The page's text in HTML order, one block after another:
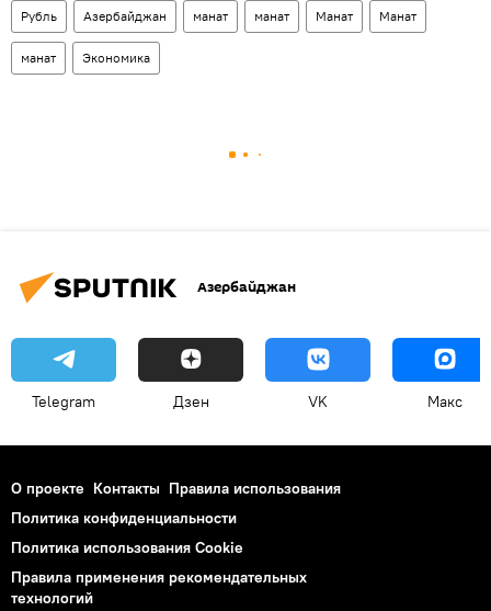
Рубль Азербайджан манат манат Манат Манат
манат Экономика
Азербайджан
Telegram Дзен VK Макс
О проекте Контакты Правила использования
Политика конфиденциальности
Политика использования Cookie
Правила применения рекомендательных
технологий